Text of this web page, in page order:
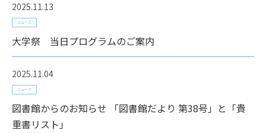
2025.11.13
ニュース
大学祭 当日プログラムのご案内
2025.11.04
ニュース
図書館からのお知らせ 「図書館だより 第38号」と「貴
重書リスト」